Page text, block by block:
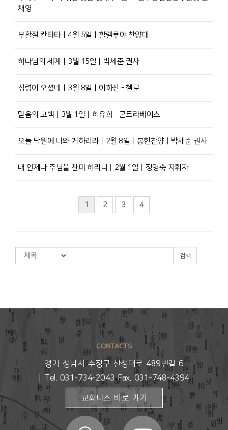
채영
부활절 칸타타ㅣ4월 5일ㅣ할렐루야 찬양대
하나님의 세계ㅣ3월 15일ㅣ박세준 권사
성령이 오셨네ㅣ3월 8일ㅣ이하진 - 첼로
믿음의 고백ㅣ3월 1일ㅣ허유희 - 콘트라베이스
오늘 낙원에 나와 거하리라ㅣ2월 8일ㅣ봉헌찬양ㅣ박세준 권사
내 언제나 주님을 찬미 하리니ㅣ2월 1일ㅣ정영숙 지휘자
1 2 3 4
검색
CONTACTS
경기 성남시 수정구 산성대로 489번길 6
| Tel. 031-734-2043 Fax. 031-748-4394
교회나스 바로 가기